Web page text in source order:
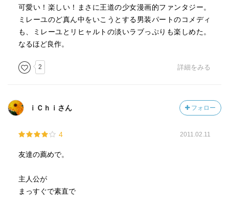
可愛い！楽しい！まさに王道の少女漫画的ファンタジー。
ミレーユのど真ん中をいこうとする男装パートのコメディ
も、ミレーユとリヒャルトの淡いラブっぷりも楽しめた。
なるほど良作。
2 詳細をみる
ｉＣｈｉさん フォロー
4 2011.02.11
友達の薦めで。
主人公が
まっすぐで素直で